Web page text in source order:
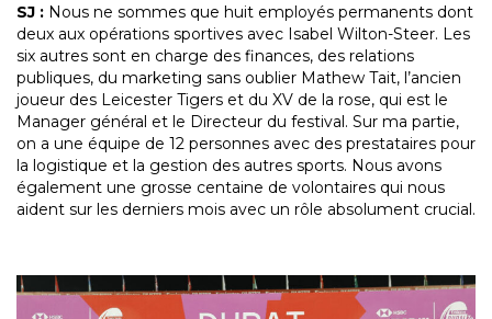
SJ : Nous ne sommes que huit employés permanents dont
deux aux opérations sportives avec Isabel Wilton-Steer. Les
six autres sont en charge des finances, des relations
publiques, du marketing sans oublier Mathew Tait, l’ancien
joueur des Leicester Tigers et du XV de la rose, qui est le
Manager général et le Directeur du festival. Sur ma partie,
on a une équipe de 12 personnes avec des prestataires pour
la logistique et la gestion des autres sports. Nous avons
également une grosse centaine de volontaires qui nous
aident sur les derniers mois avec un rôle absolument crucial.